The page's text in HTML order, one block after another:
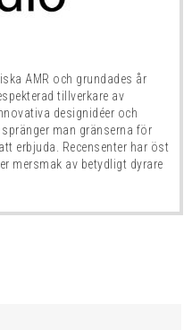
AMR och grundades år
tillverkare av
designidéer och
man gränserna för
erbjuda. Recensenter har öst
mersmak av betydligt dyrare